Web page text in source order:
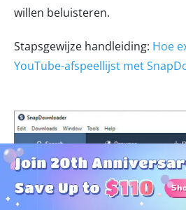
willen beluisteren.
Stapsgewijze handleiding: Hoe
YouTube-afspeellijst met